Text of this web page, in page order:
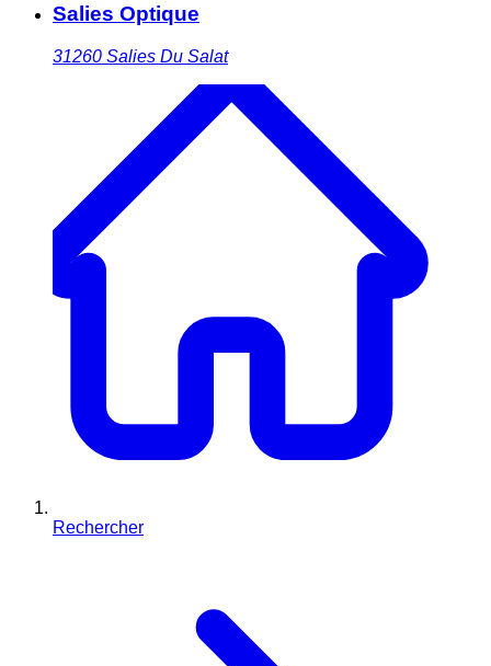
Salies Optique
31260 Salies Du Salat
Rechercher